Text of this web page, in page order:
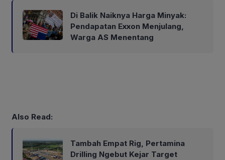
Di Balik Naiknya Harga Minyak:
Pendapatan Exxon Menjulang,
Warga AS Menentang
Also Read:
Tambah Empat Rig, Pertamina
Drilling Ngebut Kejar Target